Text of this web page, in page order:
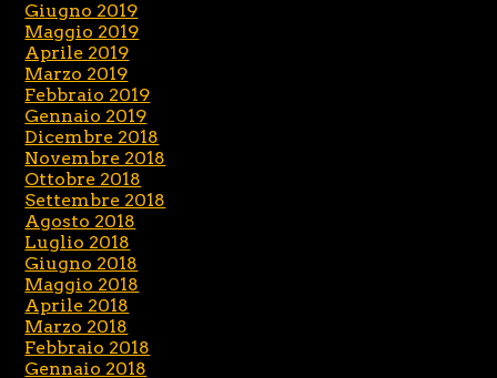
Giugno 2019
Maggio 2019
Aprile 2019
Marzo 2019
Febbraio 2019
Gennaio 2019
Dicembre 2018
Novembre 2018
Ottobre 2018
Settembre 2018
Agosto 2018
Luglio 2018
Giugno 2018
Maggio 2018
Aprile 2018
Marzo 2018
Febbraio 2018
Gennaio 2018